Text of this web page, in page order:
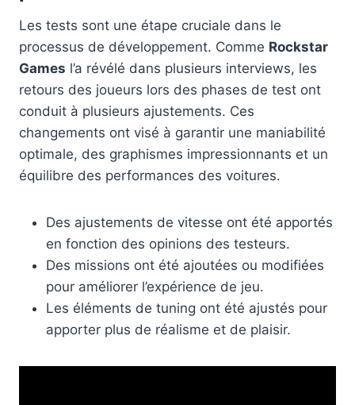
Les tests sont une étape cruciale dans le
processus de développement. Comme Rockstar
Games l’a révélé dans plusieurs interviews, les
retours des joueurs lors des phases de test ont
conduit à plusieurs ajustements. Ces
changements ont visé à garantir une maniabilité
optimale, des graphismes impressionnants et un
équilibre des performances des voitures.
Des ajustements de vitesse ont été apportés
en fonction des opinions des testeurs.
Des missions ont été ajoutées ou modifiées
pour améliorer l’expérience de jeu.
Les éléments de tuning ont été ajustés pour
apporter plus de réalisme et de plaisir.